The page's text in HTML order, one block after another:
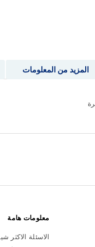
المزيد من المعلومات
معلومات هامة
الاسئلة الاكثر